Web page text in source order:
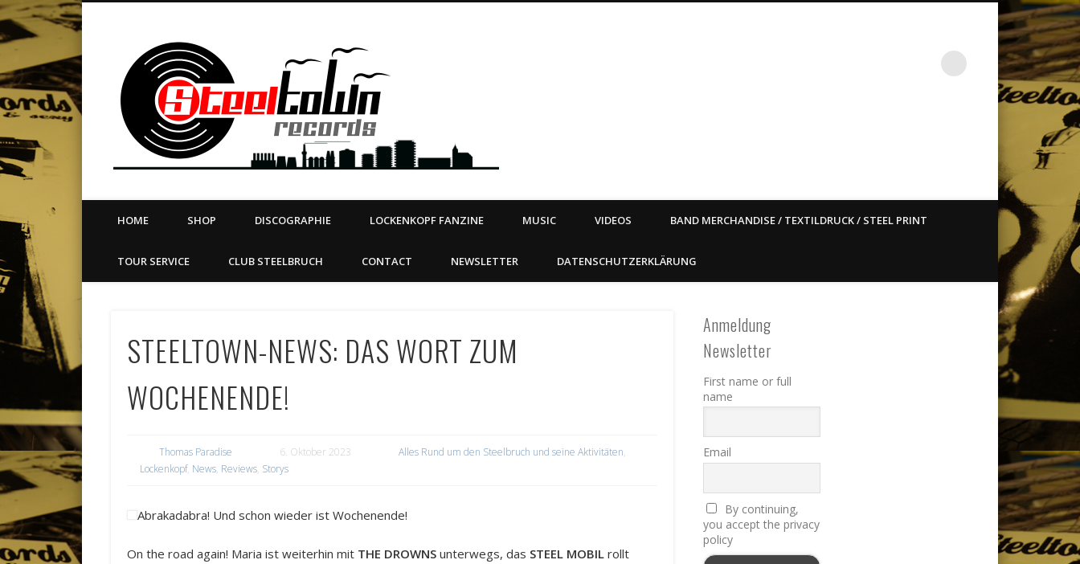
Steeltown Records – East ain`t dead so straight
LABEL | MERCH | PRINT | DIY | FANZINE | TOURSERVICE | BOOKING
VimeoDribble LinkedIn
HOME SHOP DISCOGRAPHIE LOCKENKOPF FANZINE MUSIC VIDEOS BAND MERCHANDISE / TEXTILDRUCK / STEEL PRINT
TOUR SERVICE CLUB STEELBRUCH CONTACT NEWSLETTER DATENSCHUTZERKLÄRUNG
STEELTOWN-NEWS: DAS WORT ZUM
WOCHENENDE!
Thomas Paradise 6. Oktober 2023 Alles Rund um den Steelbruch und seine Aktivitäten,
Lockenkopf, News, Reviews, Storys
Abrakadabra! Und schon wieder ist Wochenende!
On the road again! Maria ist weiterhin mit THE DROWNS unterwegs, das STEEL MOBIL rollt
Anmeldung
Newsletter
First name or full
name
Email
By continuing,
you accept the privacy
policy